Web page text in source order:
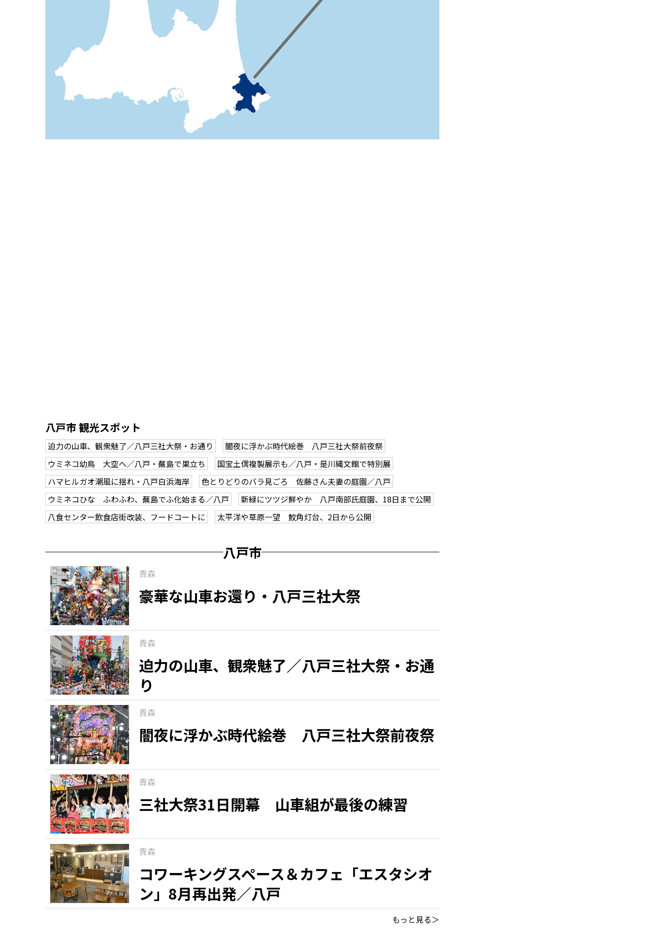
八戸市 観光スポット
迫力の山車、観衆魅了／八戸三社大祭・お通り
闇夜に浮かぶ時代絵巻 八戸三社大祭前夜祭
ウミネコ幼鳥 大空へ／八戸・蕪島で巣立ち
国宝土偶複製展示も／八戸・是川縄文館で特別展
ハマヒルガオ潮風に揺れ・八戸白浜海岸
色とりどりのバラ見ごろ 佐藤さん夫妻の庭園／八戸
ウミネコひな ふわふわ、蕪島でふ化始まる／八戸
新緑にツツジ鮮やか 八戸南部氏庭園、18日まで公開
八食センター飲食店街改装、フードコートに
太平洋や草原一望 鮫角灯台、2日から公開
八戸市
青森
豪華な山車お還り・八戸三社大祭
青森
迫力の山車、観衆魅了／八戸三社大祭・お通
り
青森
闇夜に浮かぶ時代絵巻 八戸三社大祭前夜祭
青森
三社大祭31日開幕 山車組が最後の練習
青森
コワーキングスペース＆カフェ「エスタシオ
ン」8月再出発／八戸
もっと見る＞